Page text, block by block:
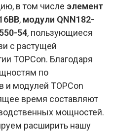
в том числе элемент
, модули QNN182-
54, пользующиеся
с растущей
TOPCon. Благодаря
по
и модулей TOPCon
время составляют
мощностей.
расширить нашу